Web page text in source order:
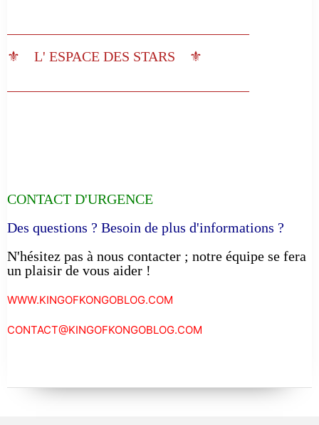
⚜️ L' ESPACE DES STARS ⚜️
CONTACT D'URGENCE
Des questions ? Besoin de plus d'informations ?
N'hésitez pas à nous contacter ; notre équipe se fera
un plaisir de vous aider !
WWW.KINGOFKONGOBLOG.COM
CONTACT@KINGOFKONGOBLOG.COM